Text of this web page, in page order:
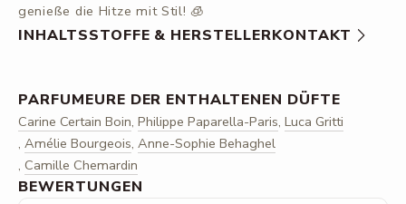
genieße die Hitze mit Stil! 🧊
INHALTSSTOFFE & HERSTELLERKONTAKT
PARFUMEURE DER ENTHALTENEN DÜFTE
Carine Certain Boin, Philippe Paparella-Paris, Luca Gritti
, Amélie Bourgeois, Anne-Sophie Behaghel
, Camille Chemardin
BEWERTUNGEN